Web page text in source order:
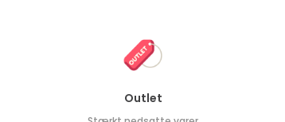
Outlet